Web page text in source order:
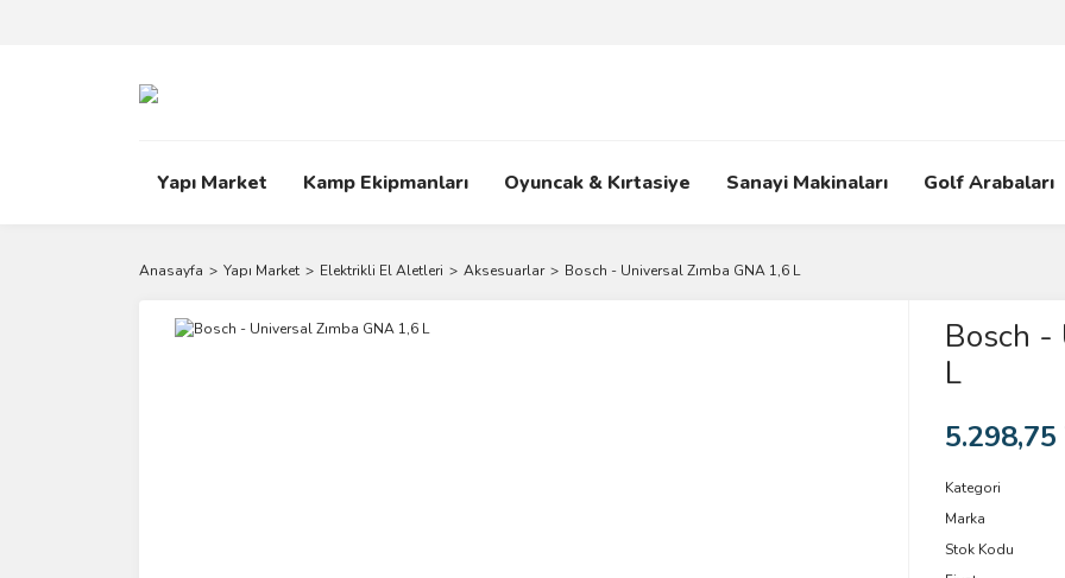
Yapı Market Kamp Ekipmanları Oyuncak & Kırtasiye Sanayi Makinaları Golf Arabaları
Anasayfa Yapı Market Elektrikli El Aletleri Aksesuarlar Bosch - Universal Zımba GNA 1,6 L
Bosch -
L
5.298,75
Kategori
Marka
Stok Kodu